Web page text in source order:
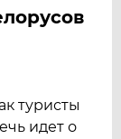
туристы
идет о